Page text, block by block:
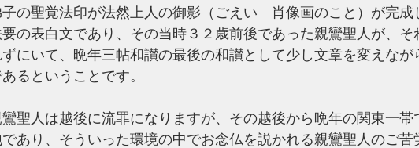
の聖覚法印が法然上人の御影（ごえい　肖像画のこと）が完成
の表白文であり、その当時３２歳前後であった親鸞聖人が、そ
にいて、晩年三帖和讃の最後の和讃として少し文章を変えなが
るということです。
鸞聖人は越後に流罪になりますが、その越後から晩年の関東一帯
あり、そういった環境の中でお念仏を説かれる親鸞聖人のご苦